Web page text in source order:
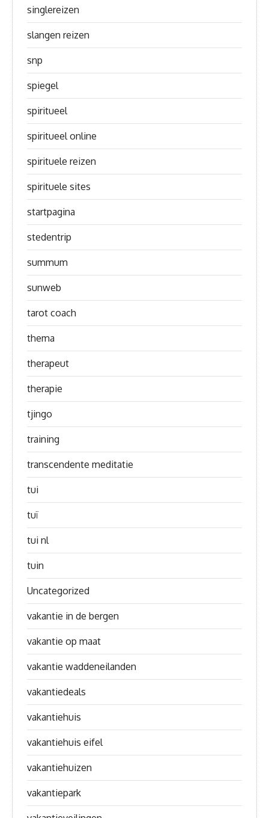
singlereizen
slangen reizen
snp
spiegel
spiritueel
spiritueel online
spirituele reizen
spirituele sites
startpagina
stedentrip
summum
sunweb
tarot coach
thema
therapeut
therapie
tjingo
training
transcendente meditatie
tui
tuï
tui nl
tuin
Uncategorized
vakantie in de bergen
vakantie op maat
vakantie waddeneilanden
vakantiedeals
vakantiehuis
vakantiehuis eifel
vakantiehuizen
vakantiepark